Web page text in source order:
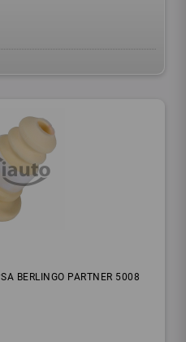
BERLINGO PARTNER 5008